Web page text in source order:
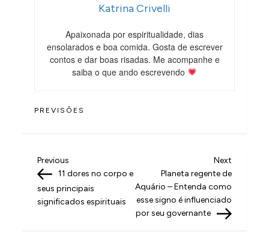
Katrina Crivelli
Apaixonada por espiritualidade, dias
ensolarados e boa comida. Gosta de escrever
contos e dar boas risadas. Me acompanhe e
saiba o que ando escrevendo
PREVISÕES
N
a
v
Previous
Post
Previous
11 dores no corpo e
seus principais
significados espirituais
Next
Post
Next
Planeta regente de
Aquário – Entenda como
esse signo é influenciado
por seu governante